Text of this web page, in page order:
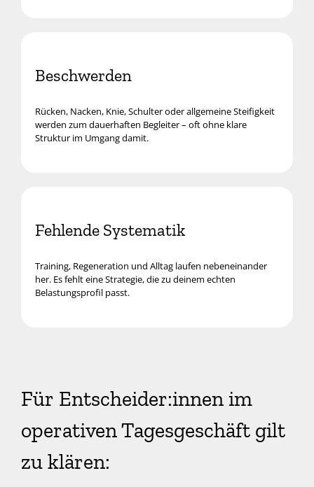
Beschwerden
Rücken, Nacken, Knie, Schulter oder allgemeine Steifigkeit
werden zum dauerhaften Begleiter – oft ohne klare
Struktur im Umgang damit.
Fehlende Systematik
Training, Regeneration und Alltag laufen nebeneinander
her. Es fehlt eine Strategie, die zu deinem echten
Belastungsprofil passt.
Für Entscheider:innen im
operativen Tagesgeschäft gilt
zu klären: